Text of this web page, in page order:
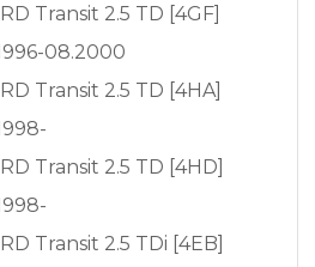
Transit 2.5 TD [4GF]
08.2000
Transit 2.5 TD [4HA]
Transit 2.5 TD [4HD]
Transit 2.5 TDi [4EB]